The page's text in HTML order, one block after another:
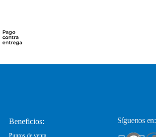
Beneficios:
Puntos de venta
Síguenos en: